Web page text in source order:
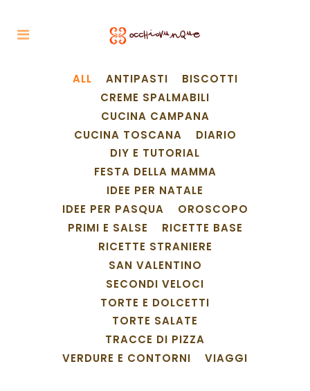
ALL ANTIPASTI
BISCOTTI
CREME SPALMABILI
CUCINA CAMPANA
CUCINA TOSCANA
DIARIO
DIY E TUTORIAL
FESTA DELLA MAMMA
IDEE PER NATALE
IDEE PER PASQUA
OROSCOPO
PRIMI E SALSE
RICETTE BASE
RICETTE STRANIERE
SAN VALENTINO
SECONDI VELOCI
TORTE E DOLCETTI
TORTE SALATE
TRACCE DI PIZZA
VERDURE E CONTORNI
VIAGGI